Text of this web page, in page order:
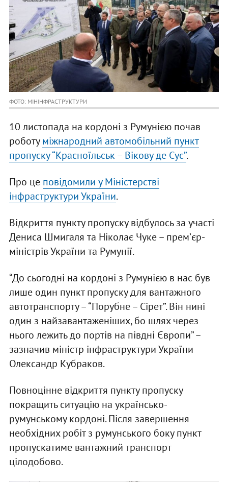
ФОТО: МІНІНФРАСТРУКТУРИ
10 листопада на кордоні з Румунією почав
роботуміжнародний автомобільний пункт
пропуску “Красноїльськ – Вікову де Сус”.
Про це повідомили у Міністерстві
інфраструктури України.
Відкриття пункту пропуску відбулось за участі
Дениса Шмигаля та Ніколає Чуке – премʼєр-
міністрів України та Румунії.
“До сьогодні на кордоні з Румунією в нас був
лише один пункт пропуску для вантажного
автотранспорту – “Порубне – Сірет”. Він нині
один з найзавантаженіших, бо шлях через
нього лежить до портів на півдні Європи” –
зазначив міністр інфраструктури України
Олександр Кубраков.
Повноцінне відкриття пункту пропуску
покращить ситуацію на українсько-
румунському кордоні. Після завершення
необхідних робіт з румунського боку пункт
пропускатиме вантажний транспорт
цілодобово.